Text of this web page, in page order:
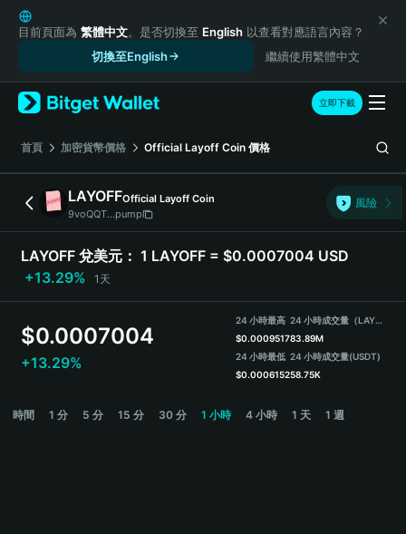
English
日本語
Русский
Español (Latinoamérica)
Türkçe
Italiano
简体中文
繁體中文
Português (Portugal)
Bahasa Indonesia
Español
目前頁面為 繁體中文。是否切換至 English 以查看對應語言內容？
切換至English
繼續使用繁體中文
立即下載
首頁 加密貨幣價格 Official Layoff Coin 價格
LAYOFFOfficial Layoff Coin
9voQQT...pump
風險
LAYOFF 兌美元： 1 LAYOFF = $0.0007004 USD
+13.29%
1天
$0.0007004
+13.29%
24 小時最高
$0.0009517
24 小時最低
$0.0006152
24 小時成交量（LAYOFF）
83.89M
24 小時成交量(USDT)
58.75K
時間 1 分 5 分 15 分 30 分 1 小時 4 小時 1 天 1 週